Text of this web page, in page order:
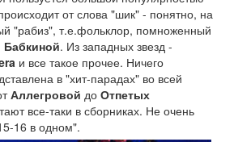
от слова "шик" - понятно, на
"рабиз", т.е.фольклор, помноженный
. Из западных звезд -
и все такое прочее. Ничего
в "хит-парадах" во всей
Аллегровой до Отпетых
все-таки в сборниках. Не очень
16 в одном".